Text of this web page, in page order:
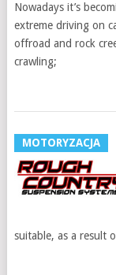
Nowadays it’s
extreme driving on
offroad and rock
crawling;
MOTORYZACJA
suitable, as a result